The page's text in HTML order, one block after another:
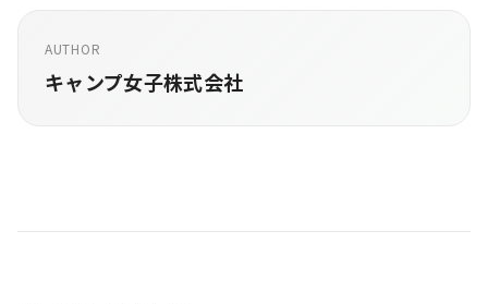
AUTHOR
キャンプ女子株式会社